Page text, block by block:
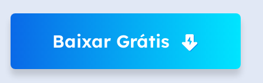
Baixar Grátis